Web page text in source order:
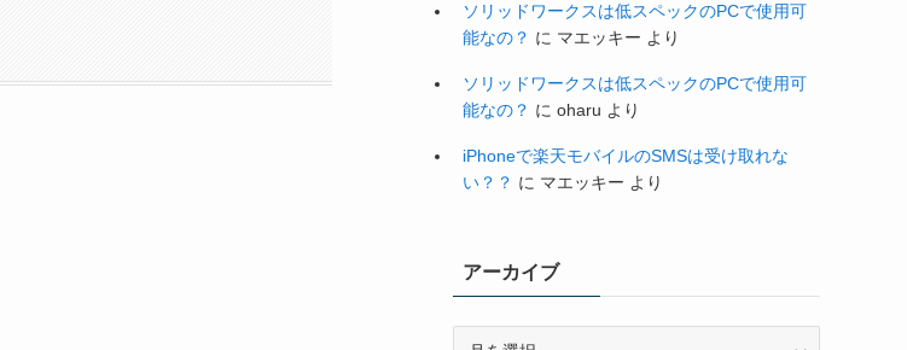
ソリッドワークスは低スペックのPCで使用可
能なの？ に マエッキー より
ソリッドワークスは低スペックのPCで使用可
能なの？ に oharu より
iPhoneで楽天モバイルのSMSは受け取れな
い？？ に マエッキー より
アーカイブ